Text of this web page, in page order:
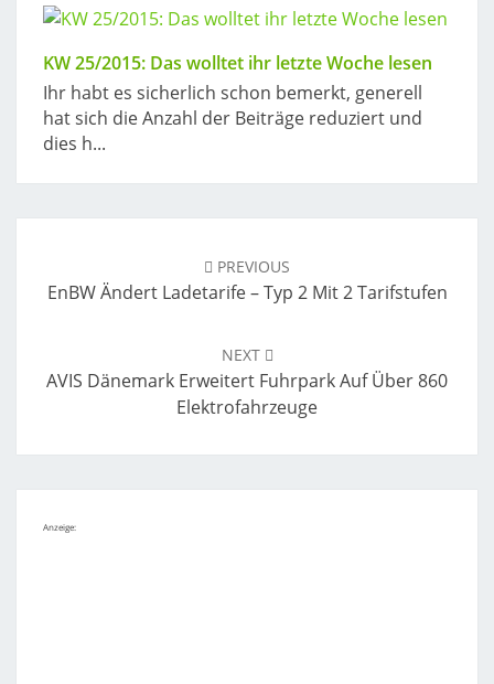
KW 25/2015: Das wolltet ihr letzte Woche lesen
Ihr habt es sicherlich schon bemerkt, generell
hat sich die Anzahl der Beiträge reduziert und
dies h...
PREVIOUS
EnBW Ändert Ladetarife – Typ 2 Mit 2 Tarifstufen
NEXT
AVIS Dänemark Erweitert Fuhrpark Auf Über 860
Elektrofahrzeuge
Anzeige: